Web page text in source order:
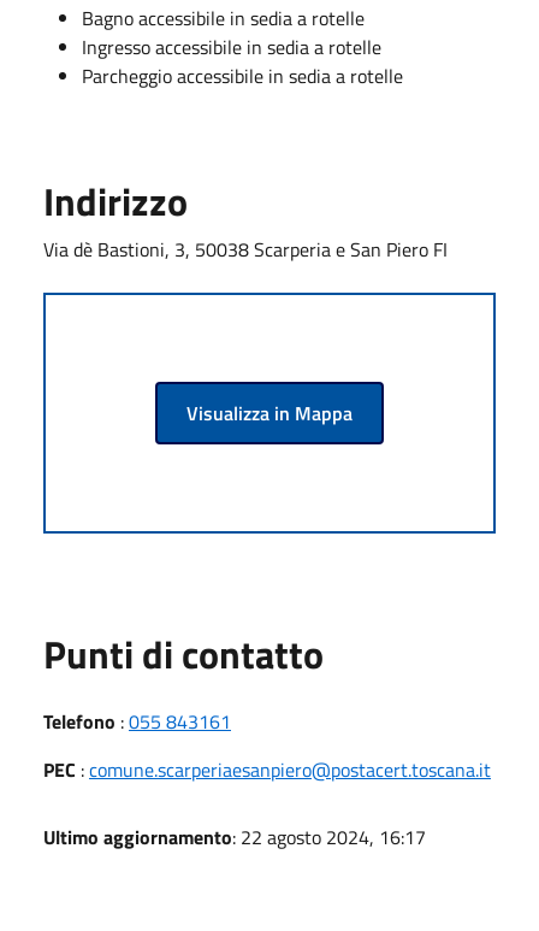
Bagno accessibile in sedia a rotelle
Ingresso accessibile in sedia a rotelle
Parcheggio accessibile in sedia a rotelle
Indirizzo
Via dè Bastioni, 3, 50038 Scarperia e San Piero FI
Visualizza in Mappa
Punti di contatto
Telefono :055 843161
PEC :comune.scarperiaesanpiero@postacert.toscana.it
Ultimo aggiornamento: 22 agosto 2024, 16:17